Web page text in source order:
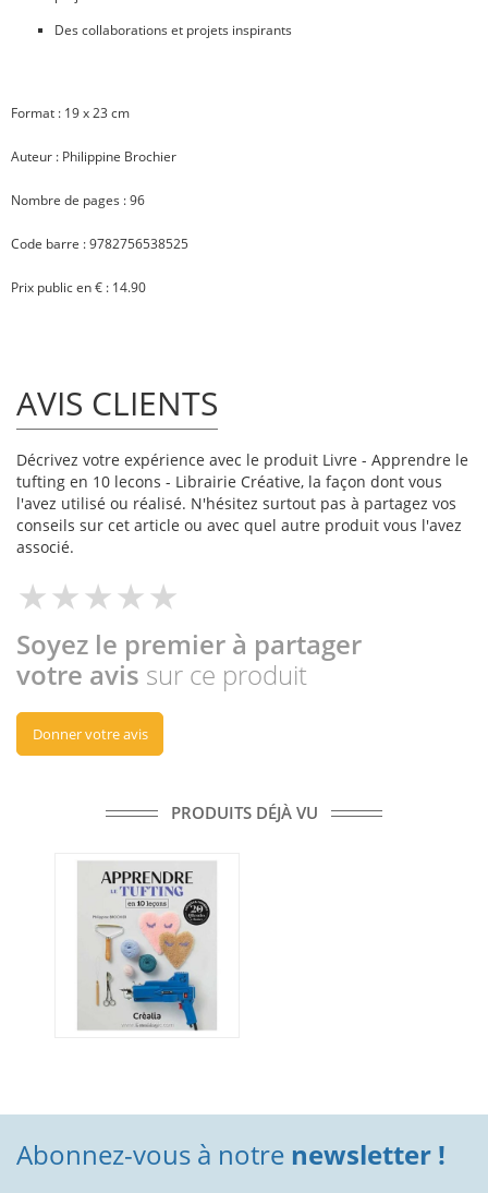
Des collaborations et projets inspirants
Format : 19 x 23 cm
Auteur : Philippine Brochier
Nombre de pages : 96
Code barre : 9782756538525
Prix public en € : 14.90
AVIS CLIENTS
Décrivez votre expérience avec le produit Livre - Apprendre le
tufting en 10 lecons - Librairie Créative, la façon dont vous
l'avez utilisé ou réalisé. N'hésitez surtout pas à partagez vos
conseils sur cet article ou avec quel autre produit vous l'avez
associé.
Soyez le premier à partager
votre avis sur ce produit
Donner votre avis
PRODUITS DÉJÀ VU
Abonnez-vous à notre newsletter !